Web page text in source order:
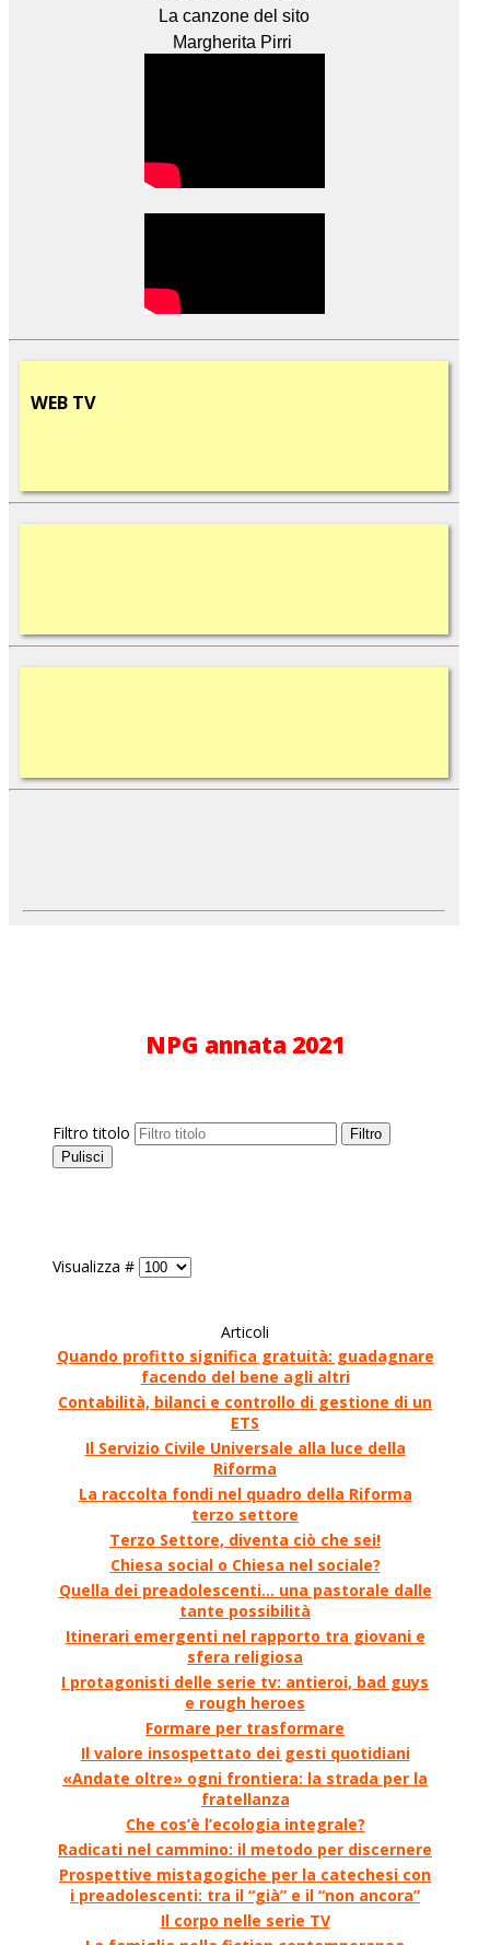
La canzone del sito
Margherita Pirri
WEB TV
NPG annata 2021
Filtro titolo
Filtro
Pulisci
Visualizza #
Articoli
Quando profitto significa gratuità: guadagnare
facendo del bene agli altri
Contabilità, bilanci e controllo di gestione di un
ETS
Il Servizio Civile Universale alla luce della
Riforma
La raccolta fondi nel quadro della Riforma
terzo settore
Terzo Settore, diventa ciò che sei!
Chiesa social o Chiesa nel sociale?
Quella dei preadolescenti… una pastorale dalle
tante possibilità
Itinerari emergenti nel rapporto tra giovani e
sfera religiosa
I protagonisti delle serie tv: antieroi, bad guys
e rough heroes
Formare per trasformare
Il valore insospettato dei gesti quotidiani
«Andate oltre» ogni frontiera: la strada per la
fratellanza
Che cos’è l’ecologia integrale?
Radicati nel cammino: il metodo per discernere
Prospettive mistagogiche per la catechesi con
i preadolescenti: tra il “già” e il “non ancora”
Il corpo nelle serie TV